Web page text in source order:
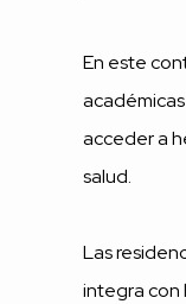
En este
acceder a
salud.
Las
integra con